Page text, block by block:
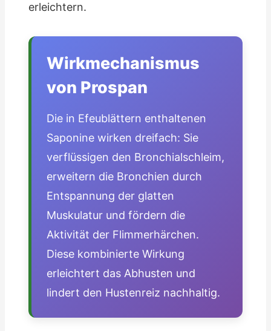
erleichtern.
Wirkmechanismus
von Prospan
Die in Efeublättern enthaltenen
Saponine wirken dreifach: Sie
verflüssigen den Bronchialschleim,
erweitern die Bronchien durch
Entspannung der glatten
Muskulatur und fördern die
Aktivität der Flimmerhärchen.
Diese kombinierte Wirkung
erleichtert das Abhusten und
lindert den Hustenreiz nachhaltig.